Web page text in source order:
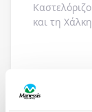
Καστελόριζο
και τη Χάλκη